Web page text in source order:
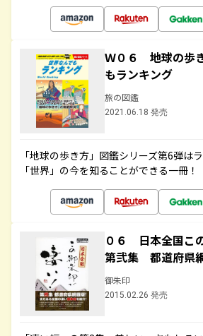
Ｗ０６ 地球の歩
もランキング
旅の図鑑
2021.06.18 発売
「地球の歩き方」図鑑シリーズ第6弾は
「世界」の今を知ることができる一冊！
０６ 日本全国こ
第弐集 都道府県
御朱印
2015.02.26 発売